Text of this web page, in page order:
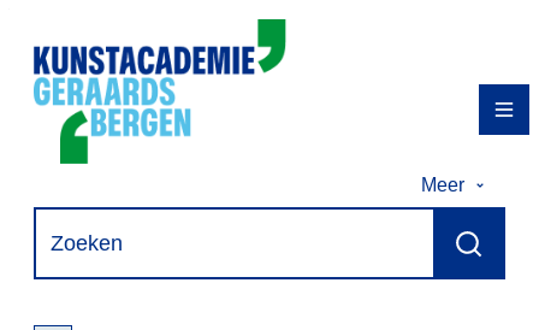
Meer
Zoeken